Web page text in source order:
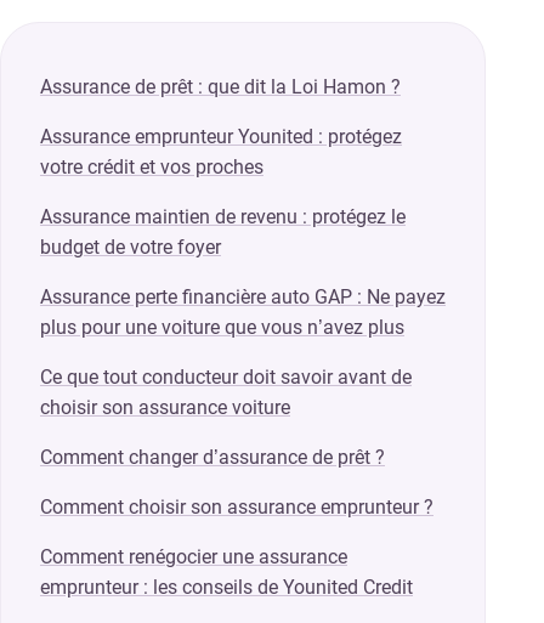
Assurance de prêt : que dit la Loi Hamon ?
Assurance emprunteur Younited : protégez
votre crédit et vos proches
Assurance maintien de revenu : protégez le
budget de votre foyer
Assurance perte financière auto GAP : Ne payez
plus pour une voiture que vous n’avez plus
Ce que tout conducteur doit savoir avant de
choisir son assurance voiture
Comment changer d’assurance de prêt ?
Comment choisir son assurance emprunteur ?
Comment renégocier une assurance
emprunteur : les conseils de Younited Credit